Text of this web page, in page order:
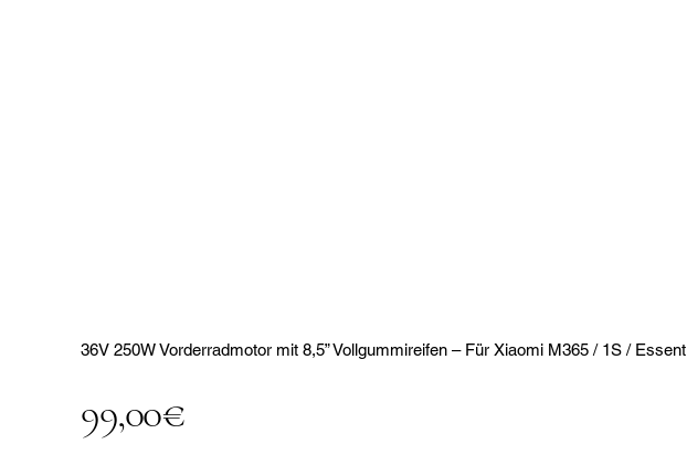
36V 250W Vorderradmotor mit 8,5” Vollgummireifen – Für Xiaomi M365 / 1S / Essent
99,00€